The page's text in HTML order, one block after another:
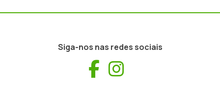
Siga-nos nas redes sociais
Facebook